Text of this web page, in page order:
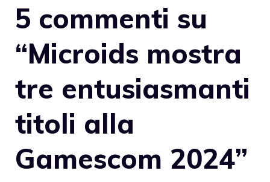
5 commenti su
“Microids mostra
tre entusiasmanti
titoli alla
Gamescom 2024”